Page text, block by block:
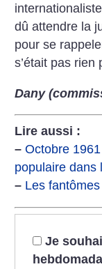
dû attendre la
pour se
s’était pas rien
Dany
Lire aussi :
– Octobre
populaire dans
– Les
Je